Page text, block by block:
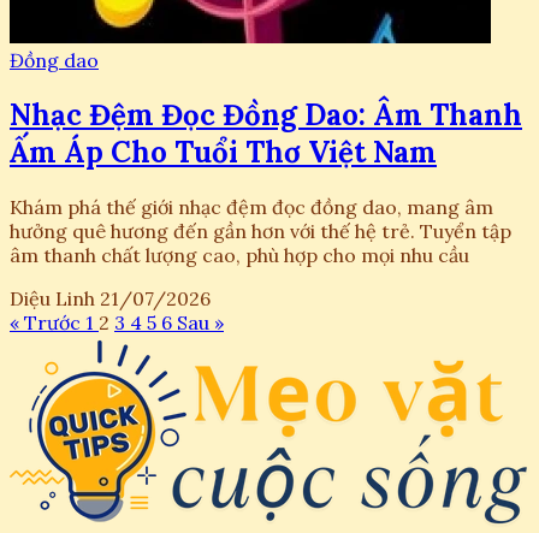
Đồng dao
Nhạc Đệm Đọc Đồng Dao: Âm Thanh
Ấm Áp Cho Tuổi Thơ Việt Nam
Khám phá thế giới nhạc đệm đọc đồng dao, mang âm
hưởng quê hương đến gần hơn với thế hệ trẻ. Tuyển tập
âm thanh chất lượng cao, phù hợp cho mọi nhu cầu
Diệu Linh 21/07/2026
« Trước 1 2 3 4 5 6 Sau »